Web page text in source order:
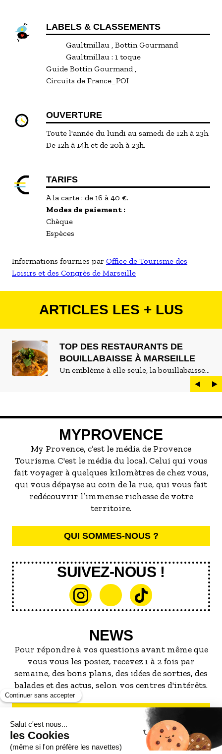
LABELS & CLASSEMENTS
Gaultmillau Bottin Gourmand
Gaultmillau : 1 toque
Guide Bottin Gourmand
Circuits de France_POI
OUVERTURE
Toute l'année du lundi au samedi de 12h à 23h.
De 12h à 14h et de 20h à 23h.
TARIFS
A la carte : de 16 à 40 €.
Modes de paiement :
Chèque
Espèces
Informations fournies par Office de Tourisme des
Loisirs et des Congrès de Marseille
ARTICLES LES + LUS
TOP DES RESTAURANTS DE
BOUILLABAISSE À MARSEILLE
Un emblème à elle seule, la bouillabaisse
est LE plat marseillais par excellence. On
peut d'ailleurs vite être submergé·e par la
servir la meilleure...
MYPROVENCE
My Provence, c’est le média de Provence
Tourisme. C'est le média du local. Celui qui vous
fait voyager à quelques kilomètres de chez vous,
qui vous dépayse au coin de la rue, qui vous fait
redécouvrir l’immense richesse de votre
territoire.
QUI SOMMES-NOUS ?
SUIVEZ-NOUS !
NEWS
Pour répondre à vos questions avant même que
vous vous les posiez, recevez 1 à 2 fois par
semaine, des bons plans, des idées de sorties, des
balades et des actus, selon vos centres d'intérêts.
S'INSCRIRE À LA NEWSLETTER